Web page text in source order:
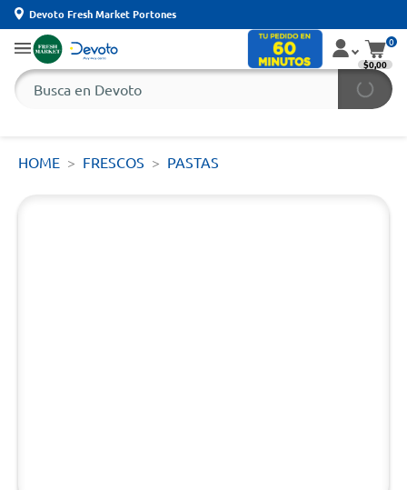
Devoto Fresh Market Portones
0
$0,00
HOME FRESCOS PASTAS